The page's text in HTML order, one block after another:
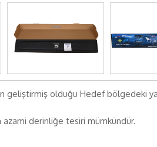
geliştirmiş olduğu Hedef bölgedeki
azami derinliğe tesiri mümkündür.